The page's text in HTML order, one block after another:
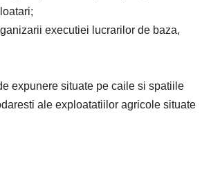
executiei lucrarilor de baza,
expunere situate pe caile si spatiile
ale exploatatiilor agricole situate